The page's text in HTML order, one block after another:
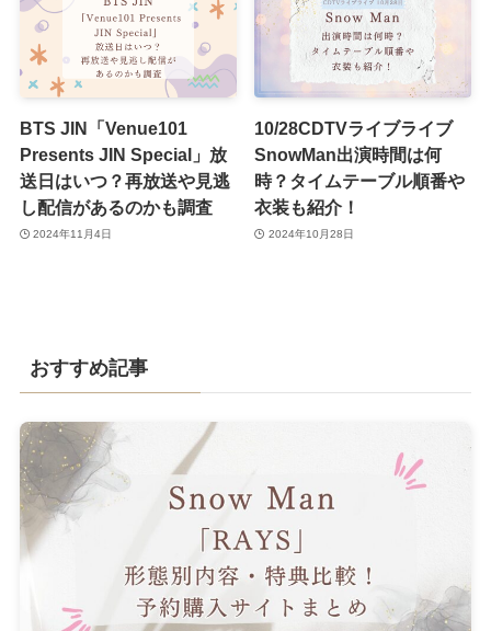
BTS JIN「Venue101
Presents JIN Special」放
送日はいつ？再放送や見逃
し配信があるのかも調査
2024年11月4日
10/28CDTVライブライブ
SnowMan出演時間は何
時？タイムテーブル順番や
衣装も紹介！
2024年10月28日
おすすめ記事